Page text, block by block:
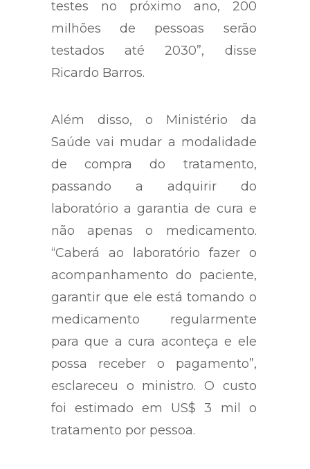
testes no próximo ano, 200
milhões de pessoas serão
testados até 2030”, disse
Ricardo Barros.
Além disso, o Ministério da
Saúde vai mudar a modalidade
de compra do tratamento,
passando a adquirir do
laboratório a garantia de cura e
não apenas o medicamento.
“Caberá ao laboratório fazer o
acompanhamento do paciente,
garantir que ele está tomando o
medicamento regularmente
para que a cura aconteça e ele
possa receber o pagamento”,
esclareceu o ministro. O custo
foi estimado em US$ 3 mil o
tratamento por pessoa.